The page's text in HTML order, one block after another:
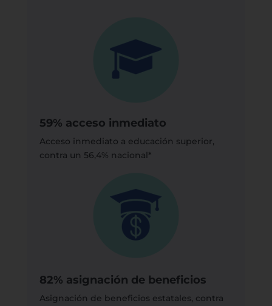
59% acceso inmediato
Acceso inmediato a educación superior,
contra un 56,4% nacional*
82% asignación de beneficios
Asignación de beneficios estatales, contra